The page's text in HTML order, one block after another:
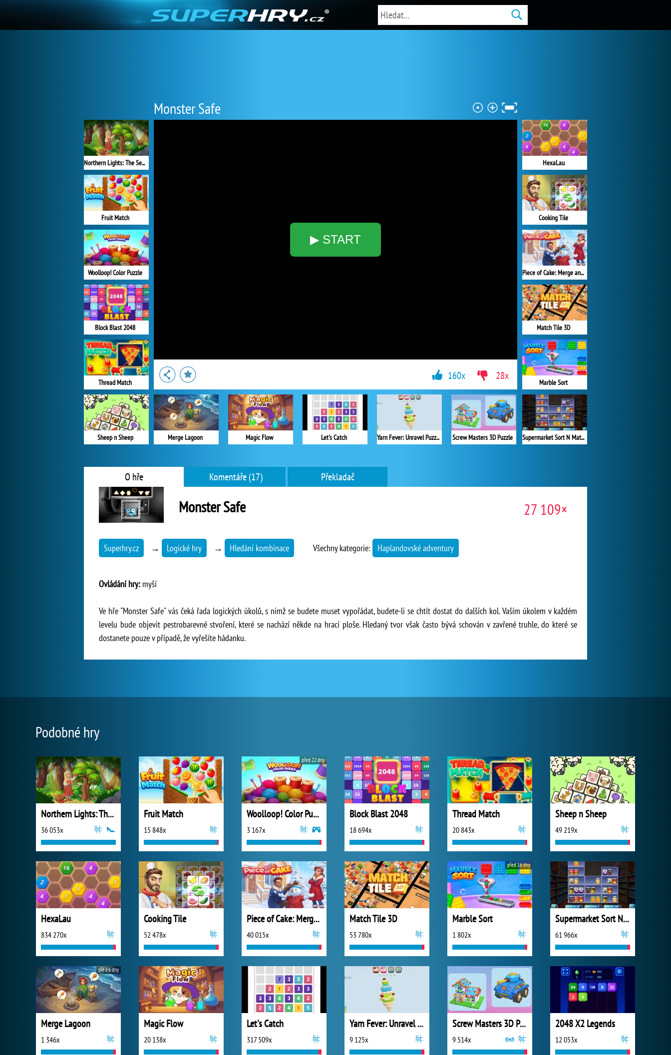
Monster Safe
▶ START
Northern Lights: The Secret of the Forest
Fruit Match
Woolloop! Color Puzzle
Block Blast 2048
Thread Match
Sheep n Sheep
HexaLau
Cooking Tile
Piece of Cake: Merge and Bake
Match Tile 3D
Marble Sort
Supermarket Sort N Match
Merge Lagoon Magic Flow Let's Catch Yarn Fever: Unravel Puzzle Screw Masters 3D Puzzle
160x 28x
O hře Komentáře (17) Překladač
Monster Safe 27 109×
Superhry.cz → Logické hry → Hledání kombinace Všechny kategorie: Haplandovské adventury
Ovládání hry: myší
Ve hře "Monster Safe" vás čeká řada logických úkolů, s nimž se budete muset vypořádat, budete-li se chtít dostat do dalších kol. Vaším úkolem v každém
levelu bude objevit pestrobarevné stvoření, které se nachází někde na hrací ploše. Hledaný tvor však často bývá schován v zavřené truhle, do které se
dostanete pouze v případě, že vyřešíte hádanku.
Podobné hry
Northern Lights: The Secret of the Forest
36 053x
Fruit Match
15 848x
Woolloop! Color Puzzle
3 167x
před 22 dny
Block Blast 2048
18 694x
Thread Match
20 843x
Sheep n Sheep
49 219x
HexaLau
834 270x
Cooking Tile
52 478x
Piece of Cake: Merge and Bake
40 015x
Match Tile 3D
53 780x
Marble Sort
1 802x
před 16 dny
Supermarket Sort N Match
61 966x
Merge Lagoon
1 346x
před 6 dny
Magic Flow
20 138x
Let's Catch
317 509x
Yarn Fever: Unravel Puzzle
9 125x
Screw Masters 3D Puzzle
9 514x
2048 X2 Legends
12 053x